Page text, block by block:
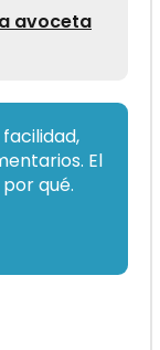
avoceta
El
qué.